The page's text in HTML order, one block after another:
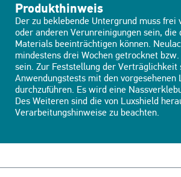
Produkthinweis
Der zu beklebende Untergrund muss frei
oder anderen Verunreinigungen sein,
Materials beeinträchtigen können.
mindestens drei Wochen getrocknet
sein. Zur Feststellung der Verträglichkeit
Anwendungstests mit den vorgesehenen
durchzuführen. Es wird eine
Des Weiteren sind die von Luxshield
Verarbeitungshinweise zu beachten.